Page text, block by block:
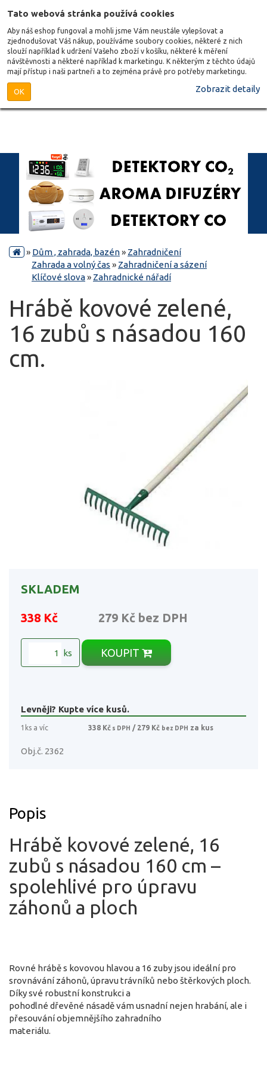
Tato webová stránka používá cookies
Aby náš eshop fungoval a mohli jsme Vám neustále vylepšovat a
zjednodušovat Váš nákup, používáme soubory cookies, některé z nich
slouží například k udržení Vašeho zboží v košíku, některé k měření
návštěvnosti a některé například k marketingu. K některým z těchto údajů
mají přístup i naši partneři a to zejména právě pro potřeby marketingu.
OK Zobrazit detaily
» Dům , zahrada, bazén» Zahradničení
Zahrada a volný čas » Zahradničení a sázení
Klíčové slova» Zahradnické nářadí
Hrábě kovové zelené,
16 zubů s násadou 160
cm.
SKLADEM
338 Kč 279 Kč bez DPH
ks KOUPIT
Levněji? Kupte více kusů.
1ks a víc 338 Kč s DPH / 279 Kč bez DPH za kus
Obj.č. 2362
Popis
Hrábě kovové zelené, 16
zubů s násadou 160 cm –
spolehlivé pro úpravu
záhonů a ploch
Rovné hrábě s kovovou hlavou a 16 zuby jsou ideální pro
srovnávání záhonů, úpravu trávníků nebo štěrkových ploch.
Díky své robustní konstrukci a
pohodlné dřevěné násadě vám usnadní nejen hrabání, ale i
přesouvání objemnějšího zahradního
materiálu.